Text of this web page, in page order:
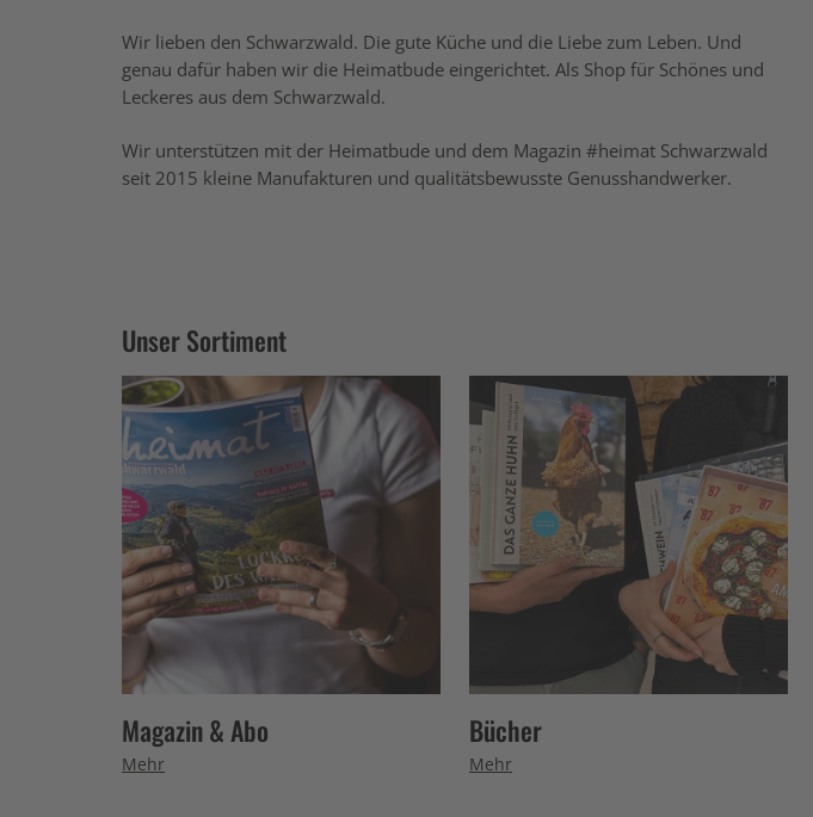
Wir lieben den Schwarzwald. Die gute Küche und die Liebe zum Leben. Und
genau dafür haben wir die Heimatbude eingerichtet. Als Shop für Schönes und
Leckeres aus dem Schwarzwald.
Wir unterstützen mit der Heimatbude und dem Magazin #heimat Schwarzwald
seit 2015 kleine Manufakturen und qualitätsbewusste Genusshandwerker.
Unser Sortiment
Magazin & Abo
Mehr
Bücher
Mehr